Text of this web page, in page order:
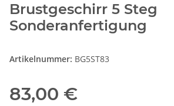
Brustgeschirr 5 Steg
Sonderanfertigung
Artikelnummer: BG5ST83
83,00 €